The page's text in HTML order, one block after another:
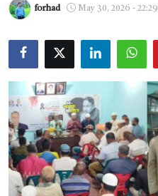
যোগাযোগ
আন্তর্জাতিক
সারাদেশ
বিনোদন
বাণিজ্য
forhad May 30, 2026 - 22:29